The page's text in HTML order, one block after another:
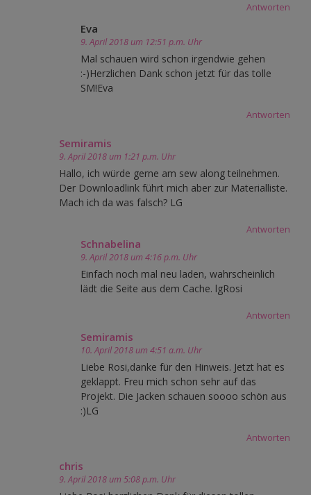
Antworten
Eva
9. April 2018 um 12:51 p.m. Uhr
Mal schauen wird schon irgendwie gehen
:-)Herzlichen Dank schon jetzt für das tolle
SM!Eva
Antworten
Semiramis
9. April 2018 um 1:21 p.m. Uhr
Hallo, ich würde gerne am sew along teilnehmen.
Der Downloadlink führt mich aber zur Materialliste.
Mach ich da was falsch? LG
Antworten
Schnabelina
9. April 2018 um 4:16 p.m. Uhr
Einfach noch mal neu laden, wahrscheinlich
lädt die Seite aus dem Cache. lgRosi
Antworten
Semiramis
10. April 2018 um 4:51 a.m. Uhr
Liebe Rosi,danke für den Hinweis. Jetzt hat es
geklappt. Freu mich schon sehr auf das
Projekt. Die Jacken schauen soooo schön aus
:)LG
Antworten
chris
9. April 2018 um 5:08 p.m. Uhr